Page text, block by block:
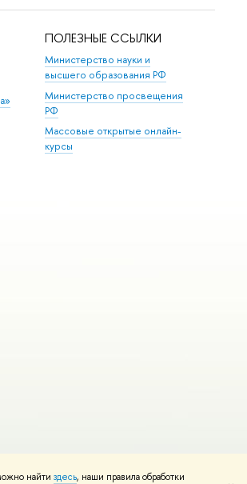
найти здесь, наши правила обработки
ПОЛЕЗНЫЕ ССЫЛКИ
Министерство науки и
высшего образования РФ
Министерство просвещения
РФ
Массовые открытые онлайн-
курсы